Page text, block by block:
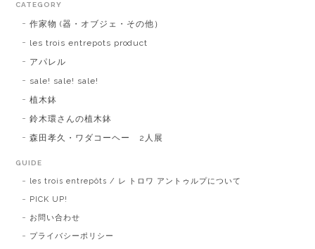
CATEGORY
作家物 (器・オブジェ・その他）
les trois entrepots product
アパレル
sale! sale! sale!
植木鉢
鈴木環さんの植木鉢
森田孝久・ワダコーヘー 2人展
GUIDE
les trois entrepôts / レ トロワ アントゥルプについて
PICK UP!
お問い合わせ
プライバシーポリシー